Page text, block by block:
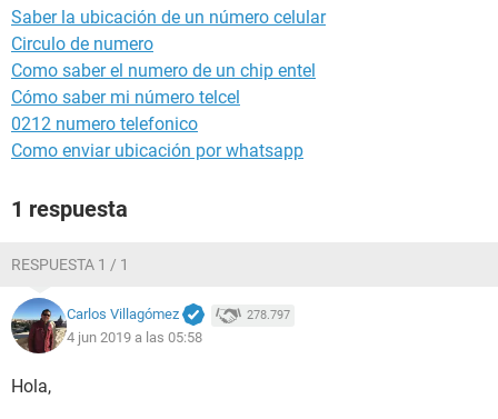
Saber la ubicación de un número celular
Circulo de numero
Como saber el numero de un chip entel
Cómo saber mi número telcel
0212 numero telefonico
Como enviar ubicación por whatsapp
1 respuesta
RESPUESTA 1 / 1
Carlos Villagómez 278.797
4 jun 2019 a las 05:58
Hola,